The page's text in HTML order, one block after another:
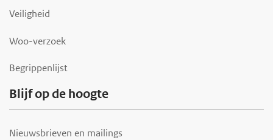
e
r
Veiligheid
Woo-verzoek
Begrippenlijst
Blijf op de hoogte
Nieuwsbrieven en mailings